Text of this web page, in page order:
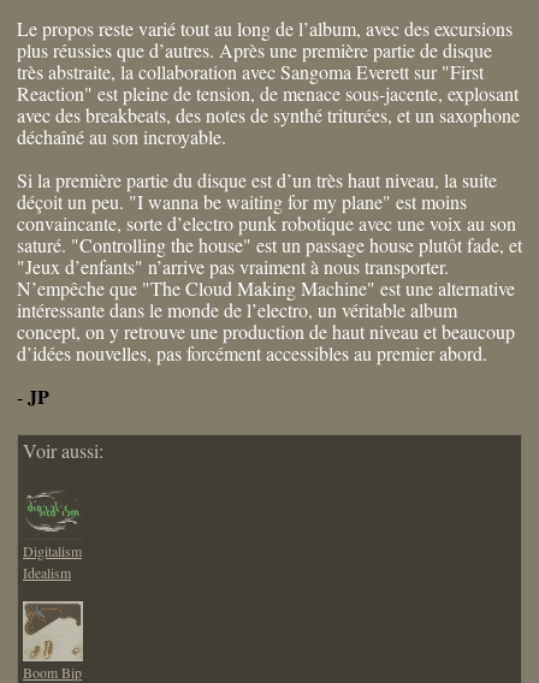
Le propos reste varié tout au long de l’album, avec des excursions
plus réussies que d’autres. Après une première partie de disque
très abstraite, la collaboration avec Sangoma Everett sur "First
Reaction" est pleine de tension, de menace sous-jacente, explosant
avec des breakbeats, des notes de synthé triturées, et un saxophone
déchaîné au son incroyable.
Si la première partie du disque est d’un très haut niveau, la suite
déçoit un peu. "I wanna be waiting for my plane" est moins
convaincante, sorte d’electro punk robotique avec une voix au son
saturé. "Controlling the house" est un passage house plutôt fade, et
"Jeux d’enfants" n’arrive pas vraiment à nous transporter.
N’empêche que "The Cloud Making Machine" est une alternative
intéressante dans le monde de l’electro, un véritable album
concept, on y retrouve une production de haut niveau et beaucoup
d’idées nouvelles, pas forcément accessibles au premier abord.
-JP
Voir aussi:
Digitalism
Idealism
Boom Bip